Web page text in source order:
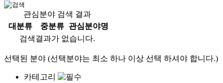
관심분야 검색 결과
대분류
중분류
관심분야명
검색결과가 없습니다.
선택된 분야 (선택분야는 최소 하나 이상 선택 하셔야 합니다.)
카테고리